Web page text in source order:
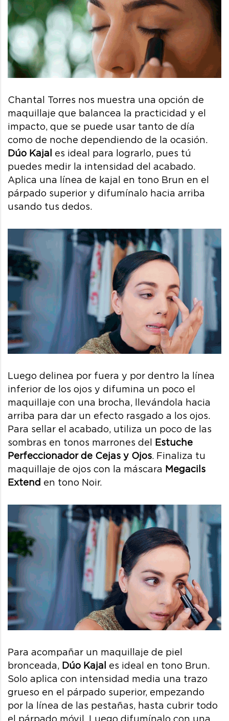
Chantal Torres nos muestra una opción de
maquillaje que balancea la practicidad y el
impacto, que se puede usar tanto de día
como de noche dependiendo de la ocasión.
Dúo Kajal es ideal para lograrlo, pues tú
puedes medir la intensidad del acabado.
Aplica una línea de kajal en tono Brun en el
párpado superior y difumínalo hacia arriba
usando tus dedos.
Luego delinea por fuera y por dentro la línea
inferior de los ojos y difumina un poco el
maquillaje con una brocha, llevándola hacia
arriba para dar un efecto rasgado a los ojos.
Para sellar el acabado, utiliza un poco de las
sombras en tonos marrones del Estuche
Perfeccionador de Cejas y Ojos. Finaliza tu
maquillaje de ojos con la máscara Megacils
Extend en tono Noir.
Para acompañar un maquillaje de piel
bronceada, Dúo Kajal es ideal en tono Brun.
Solo aplica con intensidad media una trazo
grueso en el párpado superior, empezando
por la línea de las pestañas, hasta cubrir todo
el párpado móvil. Luego difumínalo con una